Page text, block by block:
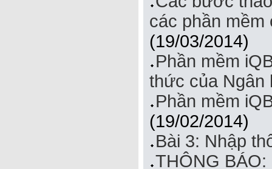
các phần mềm
(19/03/2014)
Phần mềm
thức của Ngân
Phần mềm
(19/02/2014)
Bài 3: Nhập
THÔNG